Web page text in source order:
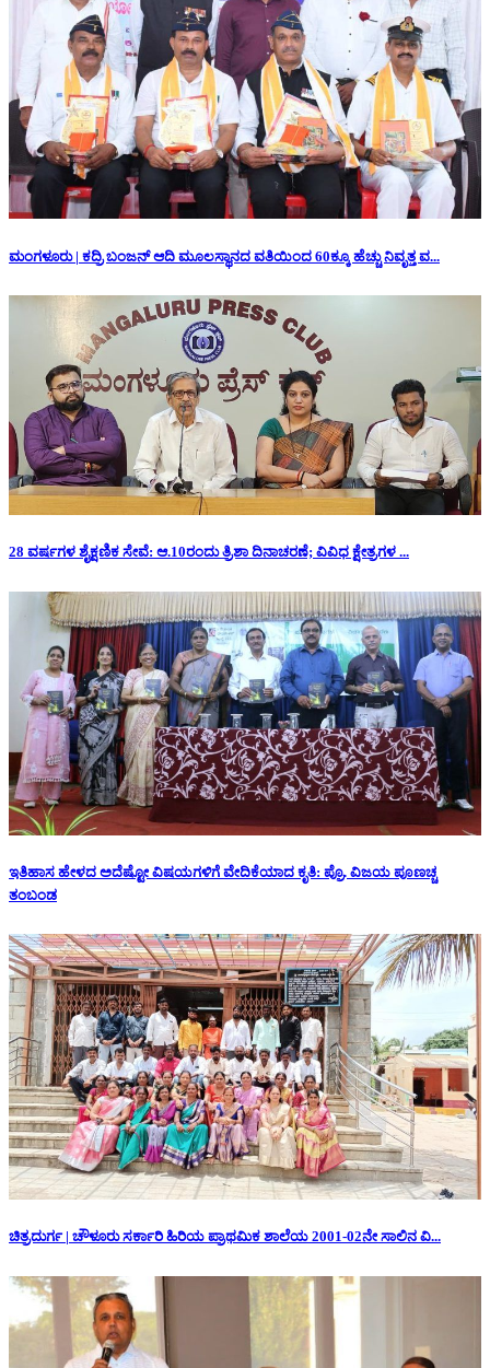
ಮಂಗಳೂರು | ಕದ್ರಿ ಬಂಜನ್ ಆದಿ ಮೂಲಸ್ಥಾನದ ವತಿಯಿಂದ 60ಕ್ಕೂ ಹೆಚ್ಚು ನಿವೃತ್ತ ವ...
28 ವರ್ಷಗಳ ಶೈಕ್ಷಣಿಕ ಸೇವೆ: ಆ.10ರಂದು ತ್ರಿಶಾ ದಿನಾಚರಣೆ; ವಿವಿಧ ಕ್ಷೇತ್ರಗಳ ...
ಇತಿಹಾಸ ಹೇಳದ ಅದೆಷ್ಟೋ ವಿಷಯಗಳಿಗೆ ವೇದಿಕೆಯಾದ ಕೃತಿ: ಪ್ರೊ. ವಿಜಯ ಪೂಣಚ್ಚ
ತಂಬಂಡ
ಚಿತ್ರದುರ್ಗ | ಚೌಳೂರು ಸರ್ಕಾರಿ ಹಿರಿಯ ಪ್ರಾಥಮಿಕ ಶಾಲೆಯ 2001-02ನೇ ಸಾಲಿನ ವಿ...